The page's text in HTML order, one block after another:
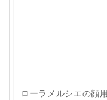
ローラメルシエの顔